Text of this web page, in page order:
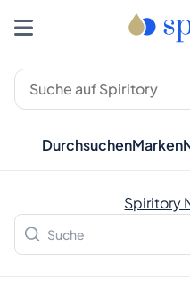
DurchsuchenMarken
Spiritory